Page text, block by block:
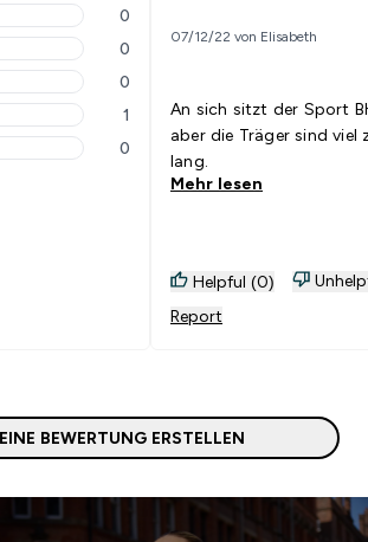
reviews
0
reviews
0
reviews
0
reviews
1
reviews
0
07/12/22 von Elisabeth
An sich sitzt der Sport
aber die Träger sind viel
lang.
Mehr lesen
Helpful (0)
Report
EINE BEWERTUNG ERSTELLEN